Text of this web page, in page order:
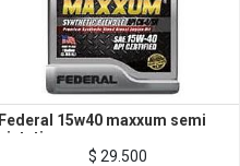
Federal 15w40 maxxum semi
sintetico
$ 29.500